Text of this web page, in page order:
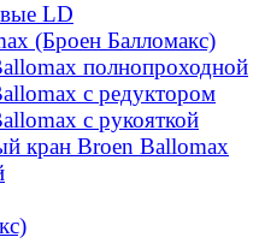
LD
(Броен Балломакс)
полнопроходной
с редуктором
с рукояткой
кран Broen Ballomax